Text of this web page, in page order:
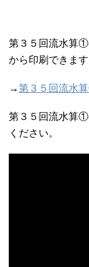
第３５回流水算①
から印刷できます
→第３５回流水
第３５回流水算①
ください。